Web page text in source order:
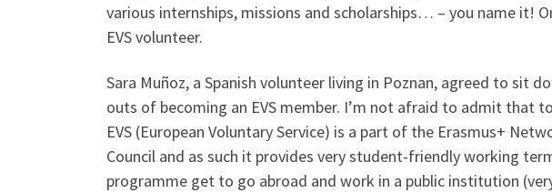
various internships, missions and scholarships… – you name it!
EVS volunteer.
Sara Muñoz, a Spanish volunteer living in Poznan, agreed to sit
outs of becoming an EVS member. I’m not afraid to admit that
EVS (European Voluntary Service) is a part of the Erasmus+
Council and as such it provides very student-friendly working
programme get to go abroad and work in a public institution